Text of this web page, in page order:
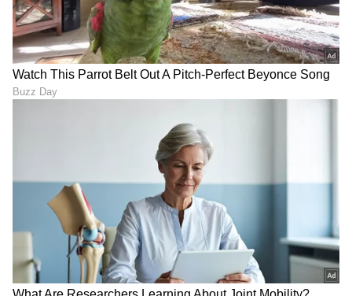
Yash Ravana Voice:
‘ರಾಮಾಯಣ’ ಇಂಗ್ಲಿಷ್ ಟ್ರೇಲರ್‌ನ
ಹಿಂದಿರುವ ಧ್ವನಿ ಇವರದ್ದೇ!
ಬೋಲ್ಡ್ ಇಮೇಜ್ ಮರೆತು ಸಿಲ್ಕ್
ಸ್ಮಿತಾ ರೇಷ್ಮೆ ಸೀರೆಯಲ್ಲಿ
"ರಾಜಕೀಯ ಬೇಡ, ಸಿನಿಮಾನೇ ಪ್ರಾಣ":
ಕನಕೋತ್ಸವದಲ್ಲಿ ರಿಷಬ್ ಶೆಟ್ಟಿ | Rishab
Shetty speech | Suvarna News
ಶೇ.50 ರಿಂದ ಶೇ.18 ಕ್ಕೆ TAX ಇಳಿಕೆ: ಮೋದಿ-
ಟ್ರಂಪ್ ಐತಿಹಾಸಿಕ ಒಪ್ಪಂದ | India US